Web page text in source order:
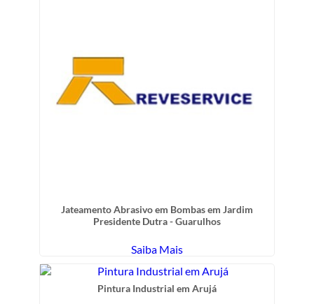
Jateamento Abrasivo em Bombas em Jardim
Presidente Dutra - Guarulhos
Saiba Mais
Pintura Industrial em Arujá